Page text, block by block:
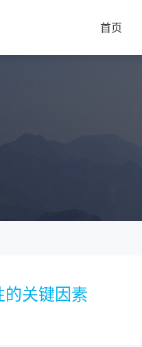
首页
关键因素